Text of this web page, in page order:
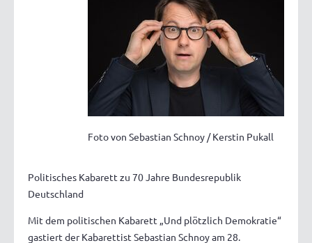
Foto von Sebastian Schnoy / Kerstin Pukall
Politisches Kabarett zu 70 Jahre Bundesrepublik
Deutschland
Mit dem politischen Kabarett „Und plötzlich Demokratie“
gastiert der Kabarettist Sebastian Schnoy am 28.